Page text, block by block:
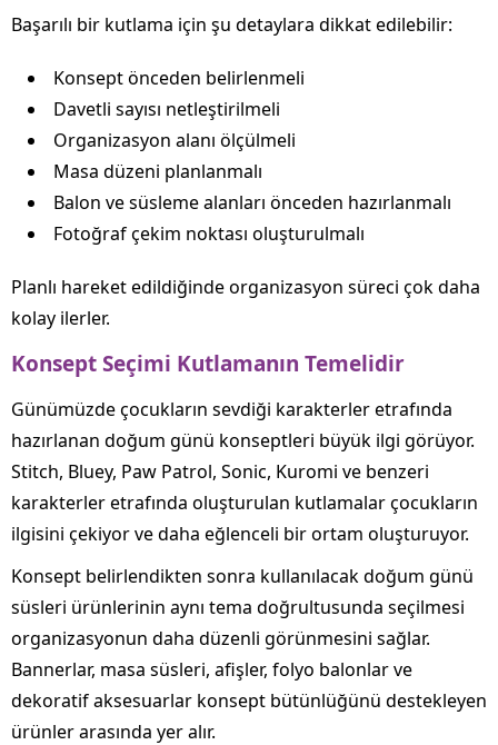
Başarılı bir kutlama için şu detaylara dikkat edilebilir:
Konsept önceden belirlenmeli
Davetli sayısı netleştirilmeli
Organizasyon alanı ölçülmeli
Masa düzeni planlanmalı
Balon ve süsleme alanları önceden hazırlanmalı
Fotoğraf çekim noktası oluşturulmalı
Planlı hareket edildiğinde organizasyon süreci çok daha
kolay ilerler.
Konsept Seçimi Kutlamanın Temelidir
Günümüzde çocukların sevdiği karakterler etrafında
hazırlanan doğum günü konseptleri büyük ilgi görüyor.
Stitch, Bluey, Paw Patrol, Sonic, Kuromi ve benzeri
karakterler etrafında oluşturulan kutlamalar çocukların
ilgisini çekiyor ve daha eğlenceli bir ortam oluşturuyor.
Konsept belirlendikten sonra kullanılacak doğum günü
süsleri ürünlerinin aynı tema doğrultusunda seçilmesi
organizasyonun daha düzenli görünmesini sağlar.
Bannerlar, masa süsleri, afişler, folyo balonlar ve
dekoratif aksesuarlar konsept bütünlüğünü destekleyen
ürünler arasında yer alır.